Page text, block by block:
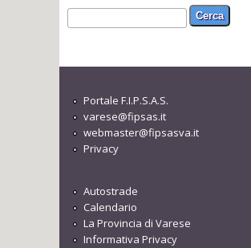
Form di ricerca
Cerca
Portale F.I.P.S.A.S.
varese@fipsas.it
webmaster@fipsasva.it
Privacy
Autostrade
Calendario
La Provincia di Varese
Informativa Privacy